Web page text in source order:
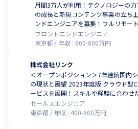
月間3万人が利用！テクノロジーの
の成長と新規コンテンツ事業の立ち
ンドエンジニアを募集！フルリモー
フロントエンドエンジニア
東京都
年収 : 600-800万円
株式会社リンク
＜オープンポジション＞7年連続国内
の現状と展望 2023年度版 クラウド型
ービスを展開！スキルや経験に合わせ
30日・有給消化率80％（2024年6月時
セールスエンジニア
東京都
年収 : 400-600万円